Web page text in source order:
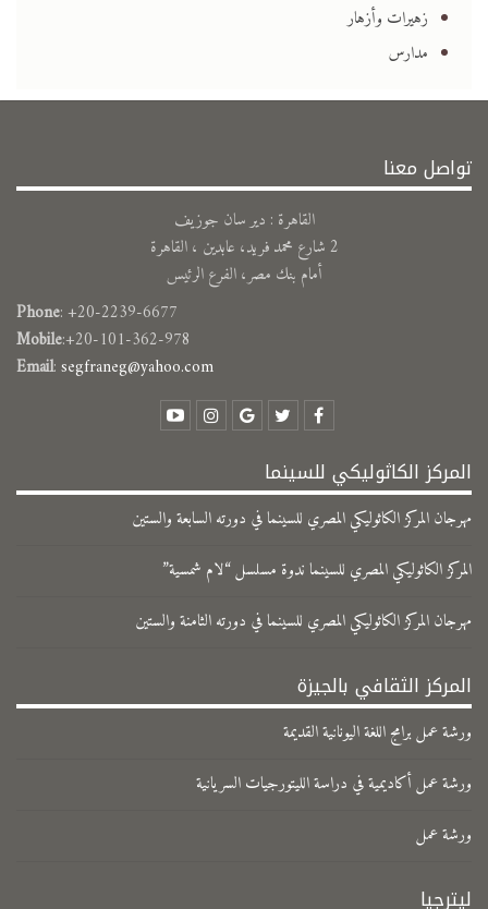
زهيرات وأزهار
مدارس
تواصل معنا
القاهرة : دير سان جوزيف
2 شارع محمد فريد، عابدين ، القاهرة
أمام بنك مصر، الفرع الرئيس
Phone: +20-2239-6677
Mobile:+20-101-362-978
Email:segfraneg@yahoo.com
المركز الكاثوليكي للسينما
مهرجان المركز الكاثوليكي المصري للسينما في دورته السابعة والستين
المركز الكاثوليكي المصري للسينما ندوة مسلسل “لام شمسية”
مهرجان المركز الكاثوليكي المصري للسينما في دورته الثامنة والستين
المركز الثقافي بالجيزة
ورشة عمل برامج اللغة اليونانية القديمة
ورشة عمل أكاديمية في دراسة الليتورجيات السريانية
ورشة عمل
ليترجيا